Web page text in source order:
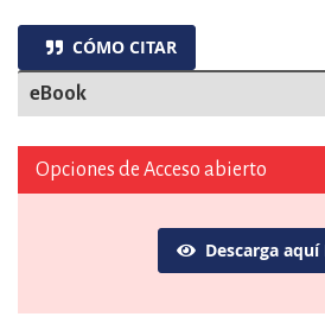
CÓMO CITAR
eBook
Opciones de Acceso abierto
Descarga aquí